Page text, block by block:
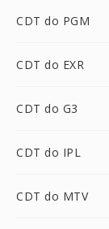
CDT do PGM
CDT do EXR
CDT do G3
CDT do IPL
CDT do MTV